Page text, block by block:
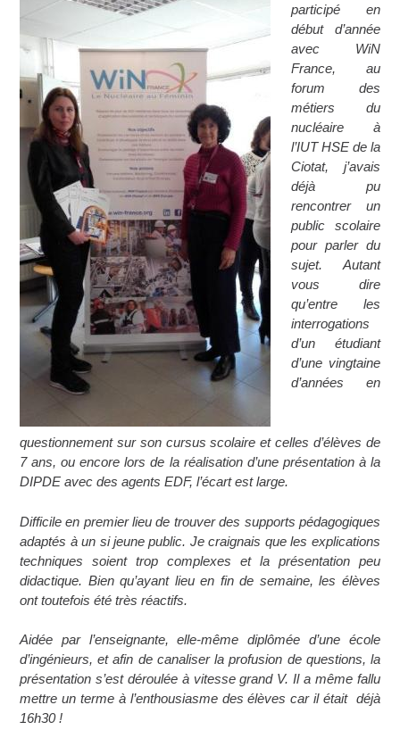
participé en
début d’année
avec WiN
France, au
forum des
métiers du
nucléaire à
l’IUT HSE de la
Ciotat, j’avais
déjà pu
rencontrer un
public scolaire
pour parler du
sujet. Autant
vous dire
qu’entre les
interrogations
d’un étudiant
d’une vingtaine
d’années en
questionnement sur son cursus scolaire et celles d’élèves de
7 ans, ou encore lors de la réalisation d’une présentation à la
DIPDE avec des agents EDF, l’écart est large.
Difficile en premier lieu de trouver des supports pédagogiques
adaptés à un si jeune public. Je craignais que les explications
techniques soient trop complexes et la présentation peu
didactique. Bien qu’ayant lieu en fin de semaine, les élèves
ont toutefois été très réactifs.
Aidée par l’enseignante, elle-même diplômée d’une école
d’ingénieurs, et afin de canaliser la profusion de questions, la
présentation s’est déroulée à vitesse grand V. Il a même fallu
mettre un terme à l’enthousiasme des élèves car il était déjà
16h30 !